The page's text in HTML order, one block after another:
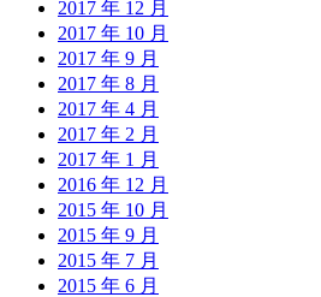
2017 年 12 月
2017 年 10 月
2017 年 9 月
2017 年 8 月
2017 年 4 月
2017 年 2 月
2017 年 1 月
2016 年 12 月
2015 年 10 月
2015 年 9 月
2015 年 7 月
2015 年 6 月